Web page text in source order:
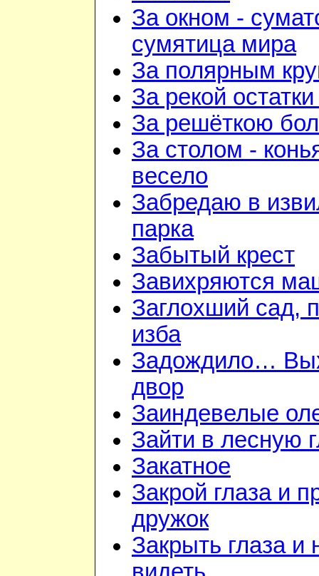
За окном -
сумятица мира
За полярным
За рекой
За решёткою
За столом -
весело
Забредаю в
парка
Забытый крест
Завихряются
Заглохший сад,
изба
Задождило…
двор
Заиндевелые
Зайти в лесную
Закатное
Закрой глаза и
дружок
Закрыть глаза и